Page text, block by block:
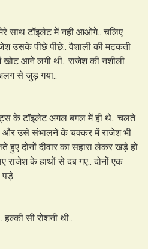
साथ टॉइलेट में नही आओगे.. चलिए
उसके पीछे पीछे.. वैशाली की मटकती
आने लगी थी.. राजेश की नशीली
से जुड़ गया..
के टॉइलेट अगल बगल में ही थे.. चलते
और उसे संभालने के चक्कर में राजेश भी
दोनों दीवार का सहारा लेकर खड़े हो
के हाथों से दब गए.. दोनों एक
सी रोशनी थी..